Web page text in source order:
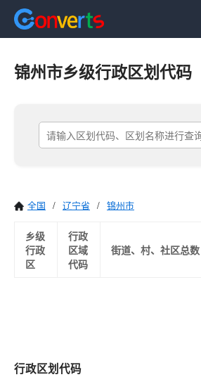
锦州市乡级行政区划代码
全国 / 辽宁省 / 锦州市
乡级
行政
区
行政
区域
代码
街道、村、社区总数
行政区划代码